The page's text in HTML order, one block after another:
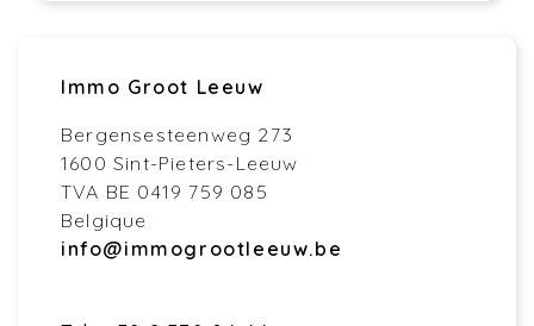
Immo Groot Leeuw
Bergensesteenweg 273
1600 Sint-Pieters-Leeuw
TVA BE 0419 759 085
Belgique
info@immogrootleeuw.be